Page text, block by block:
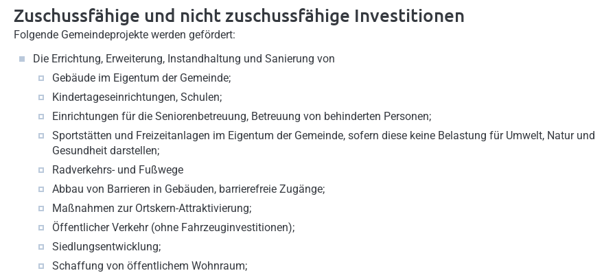
Zuschussfähige und nicht zuschussfähige Investitionen
Folgende Gemeindeprojekte werden gefördert:
Die Errichtung, Erweiterung, Instandhaltung und Sanierung von
Gebäude im Eigentum der Gemeinde;
Kindertageseinrichtungen, Schulen;
Einrichtungen für die Seniorenbetreuung, Betreuung von behinderten Personen;
Sportstätten und Freizeitanlagen im Eigentum der Gemeinde, sofern diese keine Belastung für Umwelt, Natur und
Gesundheit darstellen;
Radverkehrs- und Fußwege
Abbau von Barrieren in Gebäuden, barrierefreie Zugänge;
Maßnahmen zur Ortskern-Attraktivierung;
Öffentlicher Verkehr (ohne Fahrzeuginvestitionen);
Siedlungsentwicklung;
Schaffung von öffentlichem Wohnraum;